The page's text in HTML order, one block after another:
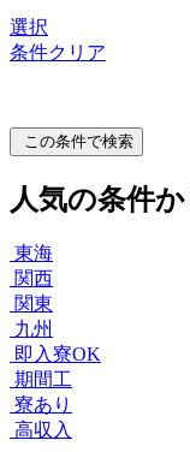
選択
条件クリア
この条件で検索
人気の条件
東海
関西
関東
九州
即入寮OK
期間工
寮あり
高収入